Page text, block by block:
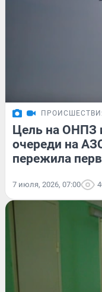
Цель на ОНПЗ
очереди на
пережила
7 июля, 2026, 07:00